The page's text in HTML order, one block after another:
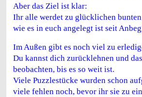
Aber das Ziel ist klar:
Ihr alle werdet zu glücklichen
wie es in euch angelegt ist seit
Im Außen gibt es noch viel zu
Du kannst dich zurücklehnen und
beobachten, bis es so weit ist.
Viele Puzzlestücke wurden schon
viele fehlen noch, bevor ihr sie zu